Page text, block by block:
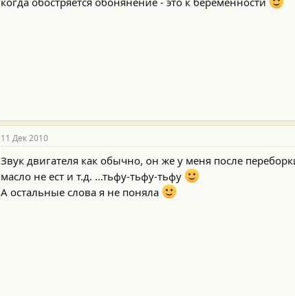
11 Дек 2010
Звук двигателя как обычно, он же у меня после
масло не ест и т.д. ...тьфу-тьфу-тьфу
А остальные слова я не поняла